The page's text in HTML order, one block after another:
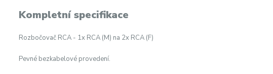
Kompletní specifikace
Rozbočovač RCA - 1x RCA (M) na 2x RCA (F)
Pevné bezkabelové provedení.